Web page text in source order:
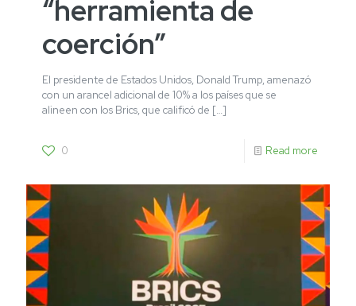
“herramienta de
coerción”
El presidente de Estados Unidos, Donald Trump, amenazó
con un arancel adicional de 10% a los países que se
alineen con los Brics, que calificó de […]
0 Read more